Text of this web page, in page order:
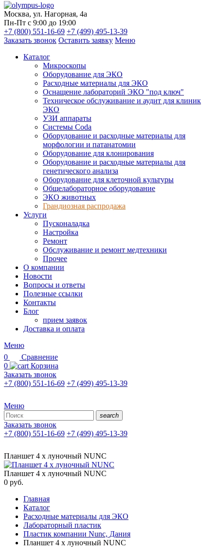
Москва, ул. Нагорная, 4а
Пн-Пт с 9:00 до 19:00
+7 (800) 551-16-69 +7 (499) 495-13-39
Заказать звонок Оставить заявку Меню
Каталог
Микроскопы
Оборудование для ЭКО
Расходные материалы для ЭКО
Оснащение лабораторий ЭКО "под ключ"
Техническое обслуживание и аудит для клиник
ЭКО
УЗИ аппараты
Системы Coda
Оборудование и расходные материалы для
морфологии и патанатомии
Оборудование для клонирования
Оборудование и расходные материалы для
генетического анализа
Оборудование для клеточной культуры
Общелабораторное оборудование
ЭКО животных
Грандиозная распродажа
Услуги
Пусконаладка
Настройка
Ремонт
Обслуживание и ремонт медтехники
Прочее
О компании
Новости
Вопросы и ответы
Полезные ссылки
Контакты
Блог
прием заявок
Доставка и оплата
Меню
0
Сравнение
0
Корзина
Заказать звонок
+7 (800) 551-16-69 +7 (499) 495-13-39
Меню
search
Заказать звонок
+7 (800) 551-16-69 +7 (499) 495-13-39
Планшет 4 х луночный NUNC
Планшет 4 х луночный NUNC
0 руб.
Главная
Каталог
Расходные материалы для ЭКО
Лабораторный пластик
Пластик компании Nunc, Дания
Планшет 4 х луночный NUNC